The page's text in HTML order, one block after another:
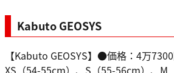
Kabuto GEOSYS
【Kabuto GEOSYS】●価格：4万